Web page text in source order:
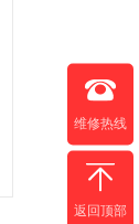
维修热线
返回顶部